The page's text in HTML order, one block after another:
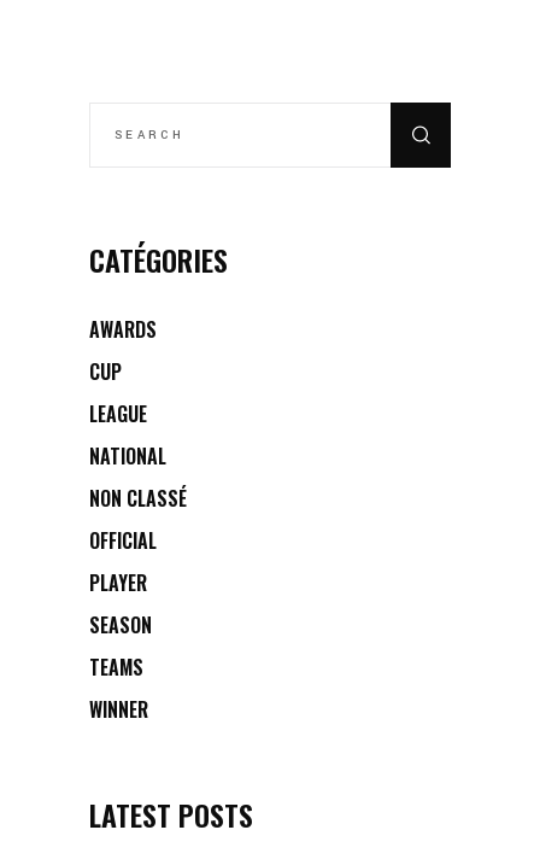
CATÉGORIES
AWARDS
CUP
LEAGUE
NATIONAL
NON CLASSÉ
OFFICIAL
PLAYER
SEASON
TEAMS
WINNER
LATEST POSTS